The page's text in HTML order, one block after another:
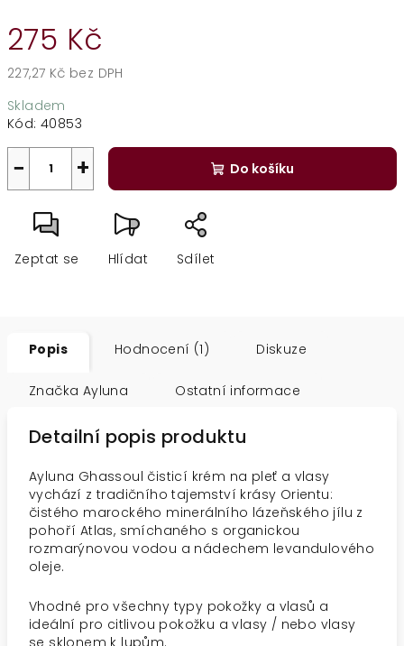
275 Kč
227,27 Kč bez DPH
cena:
Skladem
Kód: 40853
+
− Do košíku
Zeptat se Hlídat Sdílet
Popis Hodnocení (1) Diskuze
Značka Ayluna Ostatní informace
Detailní popis produktu
Ayluna Ghassoul čisticí krém na pleť a vlasy
vychází z tradičního tajemství krásy Orientu:
čistého marockého minerálního lázeňského jílu z
pohoří Atlas, smíchaného s organickou
rozmarýnovou vodou a nádechem levandulového
oleje.
Vhodné pro všechny typy pokožky a vlasů a
ideální pro citlivou pokožku a vlasy / nebo vlasy
se sklonem k lupům.